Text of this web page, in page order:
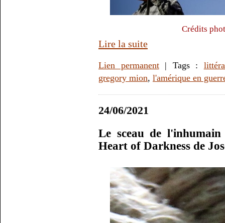
Crédits
Lire la suite
Lien permanent| Tags :
gregory mion, l'amérique en
24/06/2021
Le sceau de
Heart of Darkness de